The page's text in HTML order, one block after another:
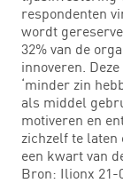
respondenten
wordt
32% van de
innoveren.
‘minder zin
als middel
motiveren en
zichzelf te
een kwart van
Bron: Ilionx 21-